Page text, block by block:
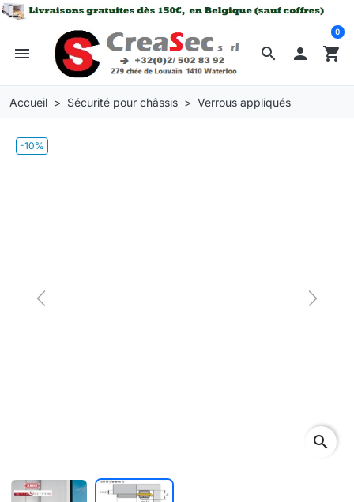
search
menu  shopping_cart
0
Accueil Sécurité pour châssis Verrous appliqués
-10%
Previous Next
search